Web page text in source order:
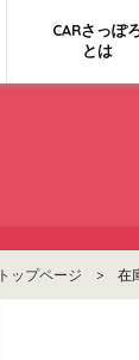
CARさっぽ
とは
トップページ > 在庫